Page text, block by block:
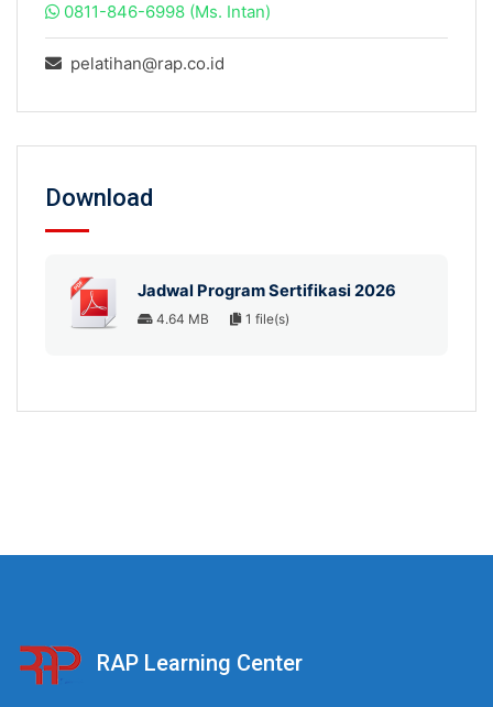
0811-846-6998 (Ms. Intan)
pelatihan@rap.co.id
Download
Jadwal Program Sertifikasi 2026
4.64 MB 1 file(s)
RAP Learning Center